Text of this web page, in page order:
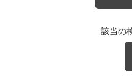
該当の